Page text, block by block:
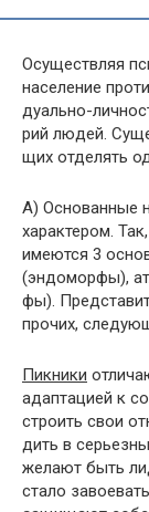
Осуществляя
население
дуально-
рий людей.
щих отделять
А) Основанные
характером.
имеются 3
(эндоморфы),
фы).
прочих,
Пикники
адаптацией к
строить свои
дить в
желают быть
стало